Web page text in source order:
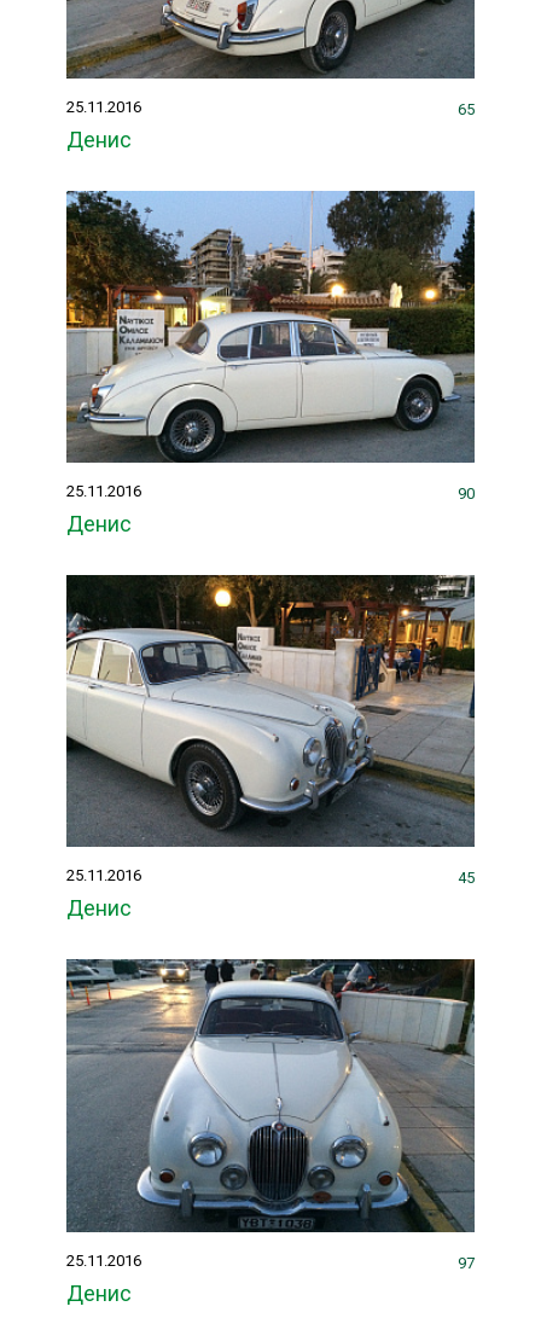
25.11.2016
Денис
65
25.11.2016
Денис
90
25.11.2016
Денис
45
25.11.2016
Денис
97